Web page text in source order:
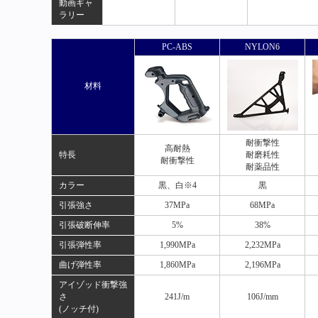
動画ギャ
ラリー
材料
PC-ABS NYLON6
特長
高耐熱
耐衝撃性
耐衝撃性
耐磨耗性
耐薬品性
カラー
黒、白※4
黒
引張強さ
37MPa
68MPa
引張破断伸率
5%
38%
引張弾性率
1,990MPa
2,232MPa
曲げ弾性率
1,860MPa
2,196MPa
アイゾッド衝撃強
さ
(ノッチ付)
241J/m 106J/mm